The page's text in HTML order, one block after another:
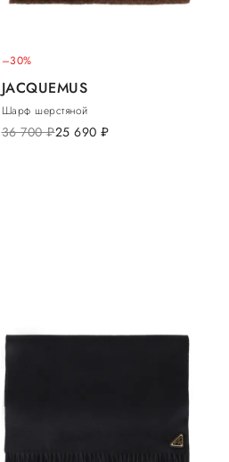
–30%
JACQUEMUS
Шарф шерстяной
36 700руб.25 690 руб.